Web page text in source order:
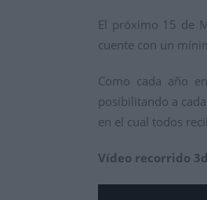
El próximo 15 de
cuente con un
Como cada año
posibilitando a
en el cual todos
Vídeo recorrido